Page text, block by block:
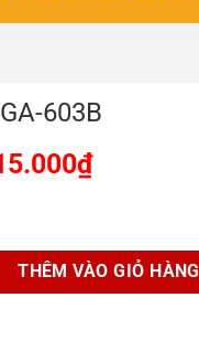
603B
₫
THÊM VÀO GIỎ HÀNG